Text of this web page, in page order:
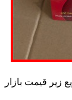
زیر قیمت بازار